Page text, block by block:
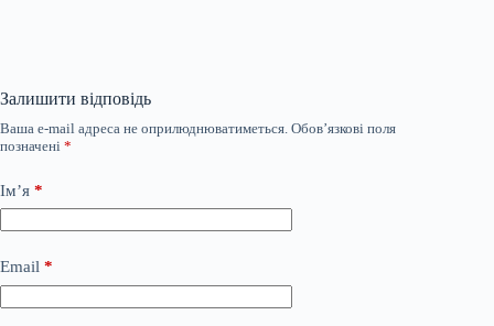
Залишити відповідь
Ваша e-mail адреса не оприлюднюватиметься. Обов’язкові поля
позначені *
Ім’я *
Email *